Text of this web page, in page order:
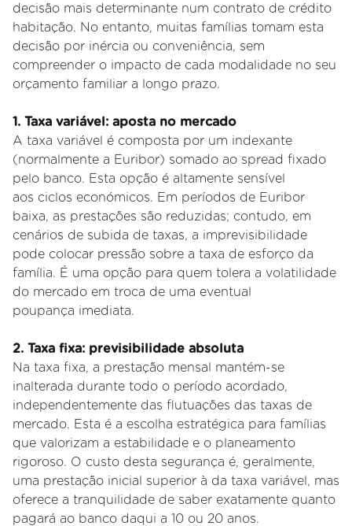
decisão mais determinante num contrato de crédito
habitação. No entanto, muitas famílias tomam esta
decisão por inércia ou conveniência, sem
compreender o impacto de cada modalidade no seu
orçamento familiar a longo prazo.
1. Taxa variável: aposta no mercado
A taxa variável é composta por um indexante
(normalmente a Euribor) somado ao spread fixado
pelo banco. Esta opção é altamente sensível
aos ciclos económicos. Em períodos de Euribor
baixa, as prestações são reduzidas; contudo, em
cenários de subida de taxas, a imprevisibilidade
pode colocar pressão sobre a taxa de esforço da
família. É uma opção para quem tolera a volatilidade
do mercado em troca de uma eventual
poupança imediata.
2. Taxa fixa: previsibilidade absoluta
Na taxa fixa, a prestação mensal mantém-se
inalterada durante todo o período acordado,
independentemente das flutuações das taxas de
mercado. Esta é a escolha estratégica para famílias
que valorizam a estabilidade e o planeamento
rigoroso. O custo desta segurança é, geralmente,
uma prestação inicial superior à da taxa variável, mas
oferece a tranquilidade de saber exatamente quanto
pagará ao banco daqui a 10 ou 20 anos.